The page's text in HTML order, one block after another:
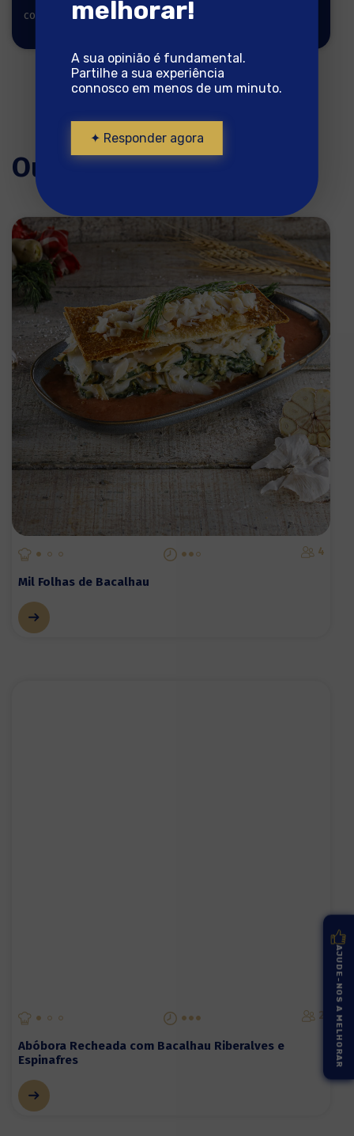
cozinhar
cozinhar
Outras receitas
4
Mil Folhas de Bacalhau
2
Abóbora Recheada com Bacalhau Riberalves e
Espinafres
melhorar!
A sua opinião é fundamental.
Partilhe a sua experiência
connosco em menos de um minuto.
✦ Responder agora
AJUDE-NOS A MELHORAR